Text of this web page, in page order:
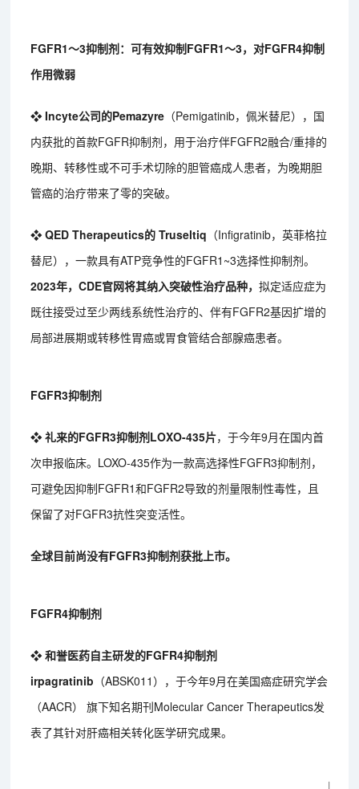
FGFR1～3抑制剂：可有效抑制FGFR1～3，对FGFR4抑制
作用微弱
❖ Incyte公司的Pemazyre （Pemigatinib，佩米替尼），国
内获批的首款FGFR抑制剂，用于治疗伴FGFR2融合/重排的
晚期、转移性或不可手术切除的胆管癌成人患者，为晚期胆
管癌的治疗带来了零的突破。
❖ QED Therapeutics的 Truseltiq （Infigratinib，英菲格拉
替尼），一款具有ATP竞争性的FGFR1~3选择性抑制剂。
2023年，CDE官网将其纳入突破性治疗品种，拟定适应症为
既往接受过至少两线系统性治疗的、伴有FGFR2基因扩增的
局部进展期或转移性胃癌或胃食管结合部腺癌患者。
FGFR3抑制剂
❖ 礼来的FGFR3抑制剂LOXO-435片，于今年9月在国内首
次申报临床。LOXO-435作为一款高选择性FGFR3抑制剂，
可避免因抑制FGFR1和FGFR2导致的剂量限制性毒性，且
保留了对FGFR3抗性突变活性。
全球目前尚没有FGFR3抑制剂获批上市。
FGFR4抑制剂
❖ 和誉医药自主研发的FGFR4抑制剂
irpagratinib （ABSK011），于今年9月在美国癌症研究学会
（AACR） 旗下知名期刊Molecular Cancer Therapeutics发
表了其针对肝癌相关转化医学研究成果。